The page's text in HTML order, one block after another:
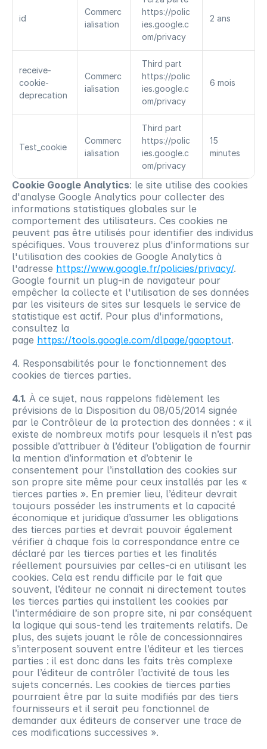
id
Commerc
ialisation
https://polic
ies.google.c
om/privacy
2 ans
receive-
cookie-
deprecation
Commerc
ialisation
Third part
https://polic
ies.google.c
om/privacy
6 mois
Test_cookie
Commerc
ialisation
Third part
https://polic
ies.google.c
om/privacy
15
minutes
Cookie Google Analytics: le site utilise des cookies
d'analyse Google Analytics pour collecter des
informations statistiques globales sur le
comportement des utilisateurs. Ces cookies ne
peuvent pas être utilisés pour identifier des individus
spécifiques. Vous trouverez plus d'informations sur
l'utilisation des cookies de Google Analytics à
l'adresse https://www.google.fr/policies/privacy/.
Google fournit un plug-in de navigateur pour
empêcher la collecte et l'utilisation de ses données
par les visiteurs de sites sur lesquels le service de
statistique est actif. Pour plus d'informations,
consultez la
page https://tools.google.com/dlpage/gaoptout.
4. Responsabilités pour le fonctionnement des
cookies de tierces parties.
4.1. À ce sujet, nous rappelons fidèlement les
prévisions de la Disposition du 08/05/2014 signée
par le Contrôleur de la protection des données : « il
existe de nombreux motifs pour lesquels il n’est pas
possible d’attribuer à l’éditeur l’obligation de fournir
la mention d’information et d’obtenir le
consentement pour l’installation des cookies sur
son propre site même pour ceux installés par les «
tierces parties ». En premier lieu, l’éditeur devrait
toujours posséder les instruments et la capacité
économique et juridique d’assumer les obligations
des tierces parties et devrait pouvoir également
vérifier à chaque fois la correspondance entre ce
déclaré par les tierces parties et les finalités
réellement poursuivies par celles-ci en utilisant les
cookies. Cela est rendu difficile par le fait que
souvent, l’éditeur ne connait ni directement toutes
les tierces parties qui installent les cookies par
l’intermédiaire de son propre site, ni par conséquent
la logique qui sous-tend les traitements relatifs. De
plus, des sujets jouant le rôle de concessionnaires
s’interposent souvent entre l’éditeur et les tierces
parties : il est donc dans les faits très complexe
pour l’éditeur de contrôler l’activité de tous les
sujets concernés. Les cookies de tierces parties
pourraient être par la suite modifiés par des tiers
fournisseurs et il serait peu fonctionnel de
demander aux éditeurs de conserver une trace de
ces modifications successives ».